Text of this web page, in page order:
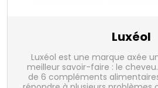
Luxéol
Luxéol est une marque axée
meilleur savoir-faire : le
de 6 compléments